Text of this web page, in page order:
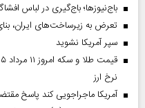
باج‌نیوزها؛ باج‌گیری در لباس
تعرض به زیرساخت‌های ایران،
سپر آمریکا نشوید
نرخ ارز
آمریکا ماجراجویی کند پاسخ